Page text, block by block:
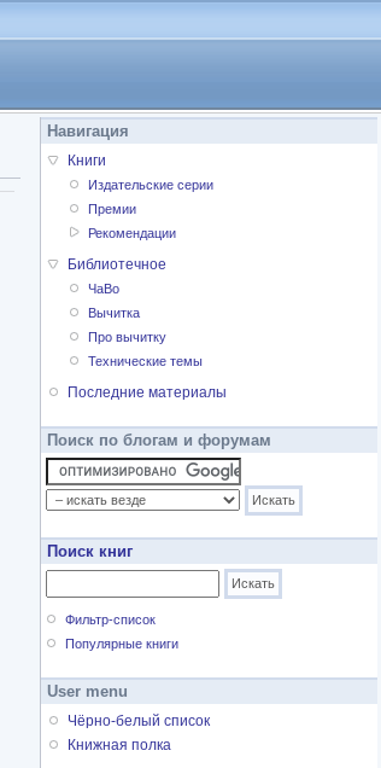
Навигация
Книги
Издательские серии
Премии
Рекомендации
Библиотечное
ЧаВо
Вычитка
Про вычитку
Технические темы
Последние материалы
Поиск по блогам и форумам
Поиск книг
Фильтр-список
Популярные книги
User menu
Чёрно-белый список
Книжная полка